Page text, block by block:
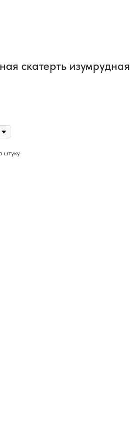
скатерть изумрудная
штуку